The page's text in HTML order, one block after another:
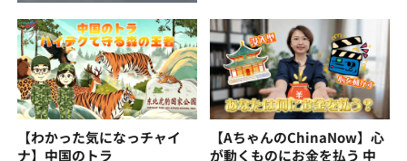
【わかった気になっチャイ
ナ】中国のトラ
【AちゃんのChinaNow】心
が動くものにお金を払う 中